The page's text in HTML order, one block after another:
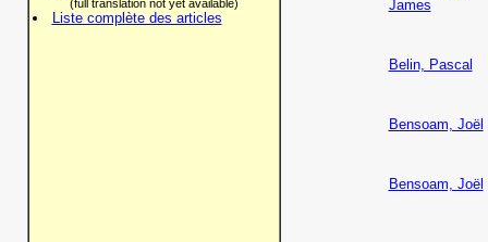
(full translation not yet available)
Liste complète des articles
James
Belin, Pascal
Bensoam, Joël
Bensoam, Joël